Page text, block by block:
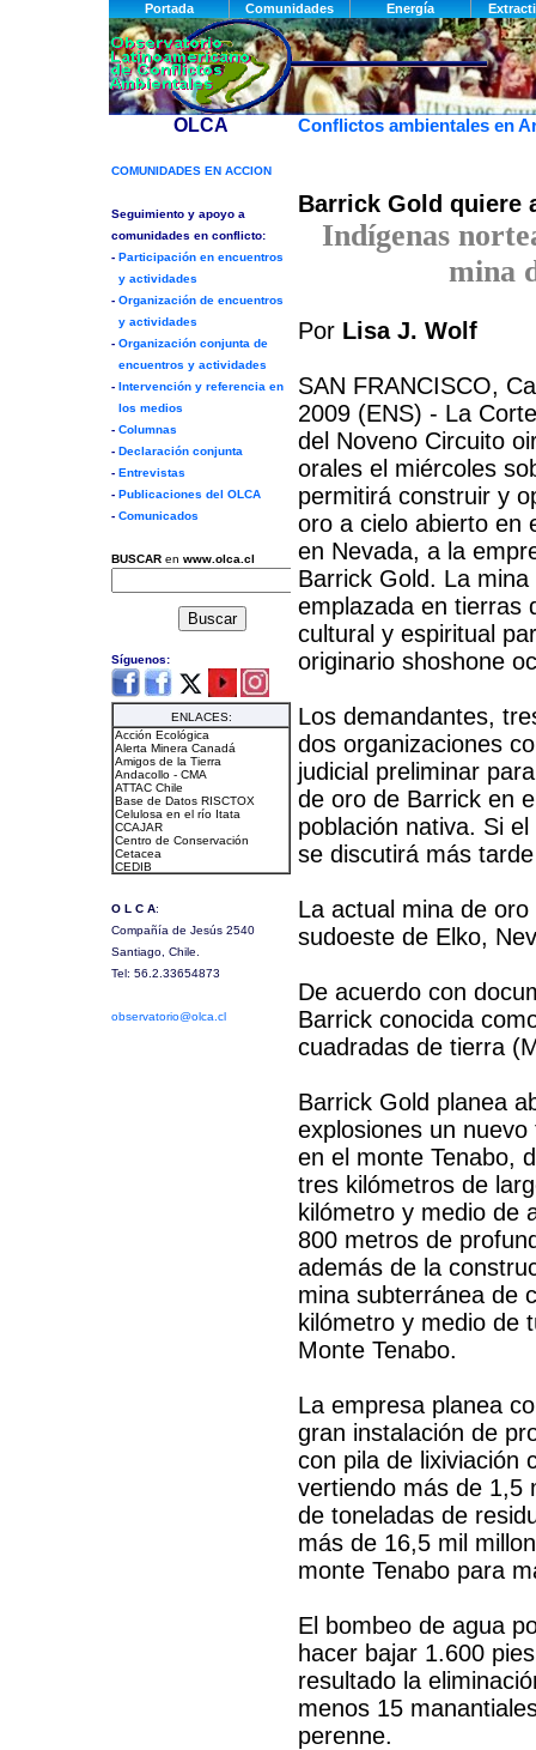
Conflictos ambientales en
Barrick Gold quiere
Indígenas
mina
Por Lisa J. Wolf
SAN FRANCISCO,
2009 (ENS) - La
del Noveno Circuito
orales el miércoles
permitirá construir y
oro a cielo abierto en
en Nevada, a la
Barrick Gold. La
emplazada en tierras
cultural y espiritual
originario shoshone
Los demandantes,
dos organizaciones
judicial preliminar
de oro de Barrick en
población nativa. Si
se discutirá más
La actual mina de
sudoeste de Elko,
De acuerdo con
Barrick conocida
cuadradas de tierra
Barrick Gold planea
explosiones un nuevo
en el monte Tenabo,
tres kilómetros de
kilómetro y medio de
800 metros de
además de la
mina subterránea de
kilómetro y medio de
Monte Tenabo.
La empresa planea
gran instalación de
con pila de lixiviación
vertiendo más de 1,5
de toneladas de
más de 16,5 mil
monte Tenabo para
El bombeo de agua
hacer bajar 1.600
resultado la
menos 15
perenne.